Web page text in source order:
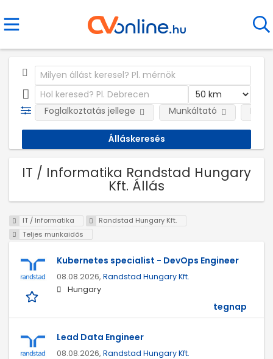
Foglalkoztatás jellege Munkáltató
IT / Informatika Randstad Hungary
Kft. Állás
IT / Informatika
Randstad Hungary Kft.
Teljes munkaidős
Kubernetes specialist - DevOps Engineer
08.08.2026, Randstad Hungary Kft.
Hungary
tegnap
Lead Data Engineer
08.08.2026, Randstad Hungary Kft.